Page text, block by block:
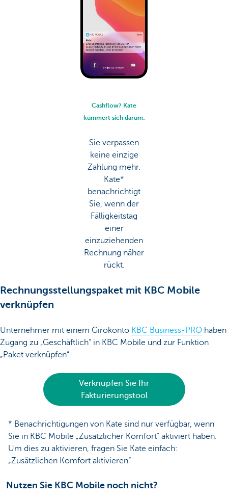
Cashflow? Kate
kümmert sich darum.
Sie verpassen
keine einzige
Zahlung mehr.
Kate*
benachrichtigt
Sie, wenn der
Fälligkeitstag
einer
einzuziehenden
Rechnung näher
rückt.
Rechnungsstellungspaket mit KBC Mobile
verknüpfen
Unternehmer mit einem Girokonto KBC Business-PRO haben
Zugang zu „Geschäftlich“ in KBC Mobile und zur Funktion
„Paket verknüpfen“.
Verknüpfen Sie Ihr
Fakturierungstool
* Benachrichtigungen von Kate sind nur verfügbar, wenn
Sie in KBC Mobile „Zusätzlicher Komfort“ aktiviert haben.
Um dies zu aktivieren, fragen Sie Kate einfach:
„Zusätzlichen Komfort aktivieren“
Nutzen Sie KBC Mobile noch nicht?